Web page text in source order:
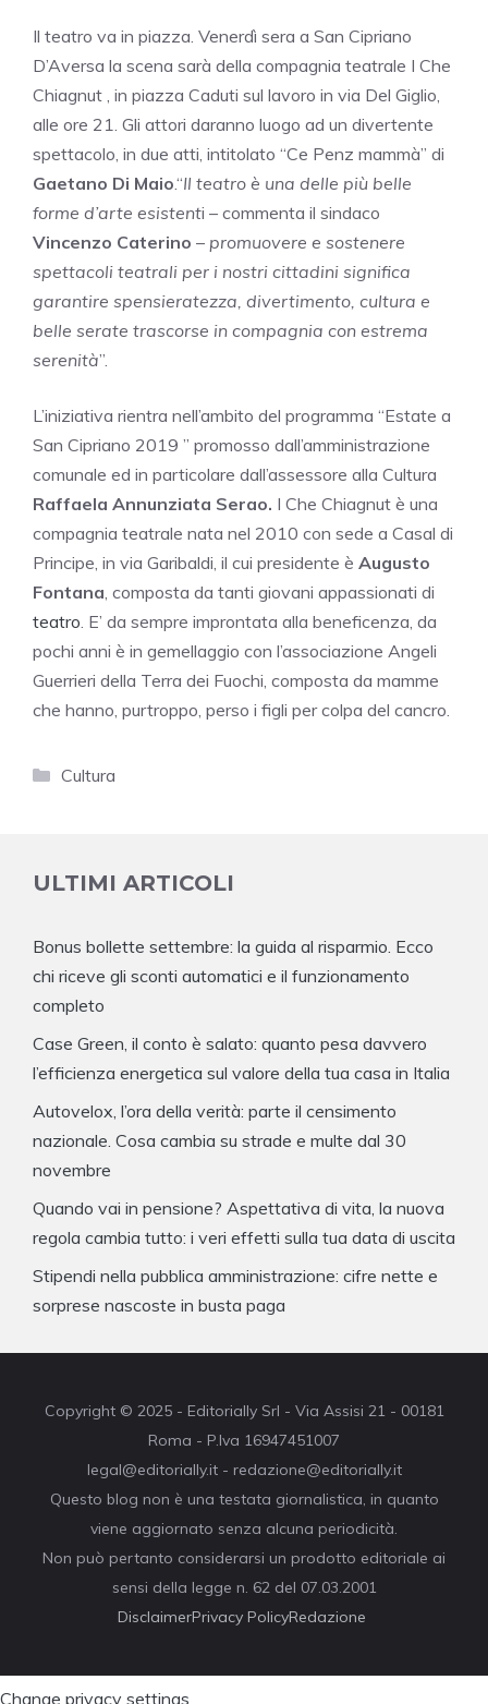
Il teatro va in piazza. Venerdì sera a San Cipriano
D’Aversa la scena sarà della compagnia teatrale I Che
Chiagnut , in piazza Caduti sul lavoro in via Del Giglio,
alle ore 21. Gli attori daranno luogo ad un divertente
spettacolo, in due atti, intitolato “Ce Penz mammà” di
Gaetano Di Maio.“Il teatro è una delle più belle
forme d’arte esistenti – commenta il sindaco
Vincenzo Caterino – promuovere e sostenere
spettacoli teatrali per i nostri cittadini significa
garantire spensieratezza, divertimento, cultura e
belle serate trascorse in compagnia con estrema
serenità”.
L’iniziativa rientra nell’ambito del programma “Estate a
San Cipriano 2019 ” promosso dall’amministrazione
comunale ed in particolare dall’assessore alla Cultura
Raffaela Annunziata Serao. I Che Chiagnut è una
compagnia teatrale nata nel 2010 con sede a Casal di
Principe, in via Garibaldi, il cui presidente è Augusto
Fontana, composta da tanti giovani appassionati di
teatro. E’ da sempre improntata alla beneficenza, da
pochi anni è in gemellaggio con l’associazione Angeli
Guerrieri della Terra dei Fuochi, composta da mamme
che hanno, purtroppo, perso i figli per colpa del cancro.
Categorie
Cultura
ULTIMI ARTICOLI
Bonus bollette settembre: la guida al risparmio. Ecco
chi riceve gli sconti automatici e il funzionamento
completo
Case Green, il conto è salato: quanto pesa davvero
l’efficienza energetica sul valore della tua casa in Italia
Autovelox, l’ora della verità: parte il censimento
nazionale. Cosa cambia su strade e multe dal 30
novembre
Quando vai in pensione? Aspettativa di vita, la nuova
regola cambia tutto: i veri effetti sulla tua data di uscita
Stipendi nella pubblica amministrazione: cifre nette e
sorprese nascoste in busta paga
Copyright © 2025 - Editorially Srl - Via Assisi 21 - 00181
Roma - P.Iva 16947451007
legal@editorially.it - redazione@editorially.it
Questo blog non è una testata giornalistica, in quanto
viene aggiornato senza alcuna periodicità.
Non può pertanto considerarsi un prodotto editoriale ai
sensi della legge n. 62 del 07.03.2001
DisclaimerPrivacy PolicyRedazione
Change privacy settings